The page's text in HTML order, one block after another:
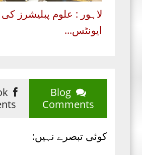
لاہور : علوم پبلیشرز
ایونٹس...
Blog
Comments
کوئی تبصرے نہیں: